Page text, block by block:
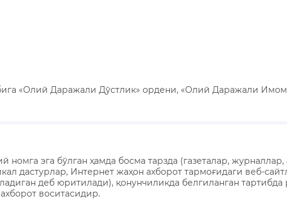
«Олий Даражали Дўстлик» ордени, «Олий Даражали
эга бўлган ҳамда босма тарзда (газеталар,
дастурлар, Интернет жаҳон ахборот тармоғидаги веб-
деб юритилади), қонунчиликда белгиланган
воситасидир.